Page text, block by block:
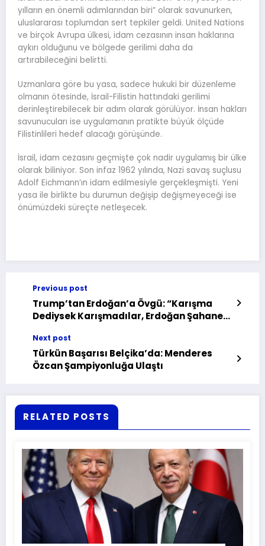
yılların en önemli adımlarından biri” olarak savunurken,
uluslararası toplumdan sert tepkiler geldi. United Nations
ve birçok Avrupa ülkesi, idam cezasının insan haklarına
aykırı olduğunu ve bölgede gerilimi daha da
artırabileceğini belirtti.
Uzmanlara göre bu yasa, sadece hukuki bir düzenleme
olmanın ötesinde, İsrail-Filistin hattındaki gerilimi
derinleştirebilecek bir adım olarak görülüyor. İnsan hakları
savunucuları ise uygulamanın pratikte büyük ölçüde
Filistinlileri hedef alacağı görüşünde.
İsrail, idam cezasını geçmişte çok nadir uygulamış bir ülke
olarak biliniyor. Son infaz 1962 yılında, Nazi savaş suçlusu
Adolf Eichmann’ın idam edilmesiyle gerçekleşmişti. Yeni
yasa ile birlikte bu durumun değişip değişmeyeceği ise
önümüzdeki süreçte netleşecek.
Previous post
Trump’tan Erdoğan’a Övgü: “Karışma
Dediysek Karışmadılar, Erdoğan Şahane
Next post
Türkün Başarısı Belçika’da: Menderes
Özcan Şampiyonluğa Ulaştı
RELATED POSTS